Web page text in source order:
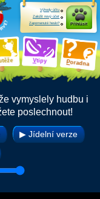
Vtipy Poradna
Výhody účtu
Založit nový účet
Zapomenuté heslo?
Přihlásit
vymyslely hudbu i
poslechnout!
▶Jídelní verze